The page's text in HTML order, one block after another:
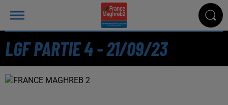
LGF PARTIE 4 - 21/09/23